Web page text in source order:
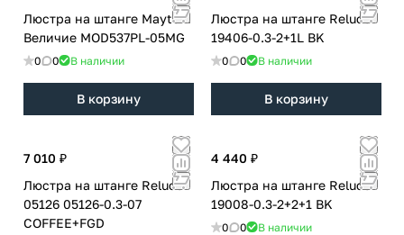
Люстра на штанге Maytoni
Величие MOD537PL-05MG
0 0 В наличии
В корзину
Люстра на штанге Reluce
19406-0.3-2+1L BK
0 0 В наличии
В корзину
7 010 ₽
Люстра на штанге Reluce
05126 05126-0.3-07
COFFEE+FGD
4 440 ₽
Люстра на штанге Reluce
19008-0.3-2+2+1 BK
0 0 В наличии